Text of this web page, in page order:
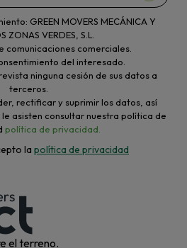
GREEN MOVERS MECÁNICA Y
ZONAS VERDES, S.L.
comunicaciones comerciales.
del interesado.
ninguna cesión de sus datos a
terceros.
rectificar y suprimir los datos, así
asisten consultar nuestra política de
política de privacidad.
la política de privacidad
el terreno.